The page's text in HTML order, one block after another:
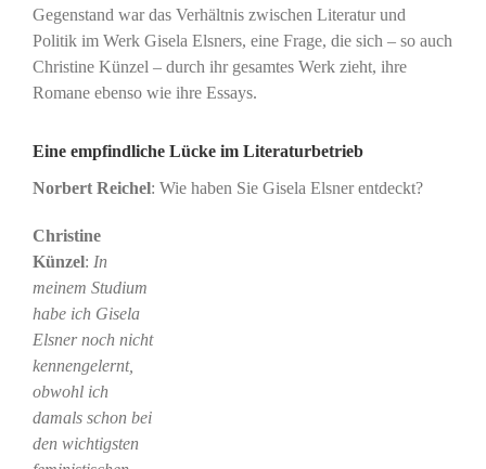
Gegenstand war das Verhältnis zwischen Literatur und
Politik im Werk Gisela Elsners, eine Frage, die sich – so auch
Christine Künzel – durch ihr gesamtes Werk zieht, ihre
Romane ebenso wie ihre Essays.
Eine empfindliche Lücke im Literaturbetrieb
Norbert Reichel: Wie haben Sie Gisela Elsner entdeckt?
Christine
Künzel: In
meinem Studium
habe ich Gisela
Elsner noch nicht
kennengelernt,
obwohl ich
damals schon bei
den wichtigsten